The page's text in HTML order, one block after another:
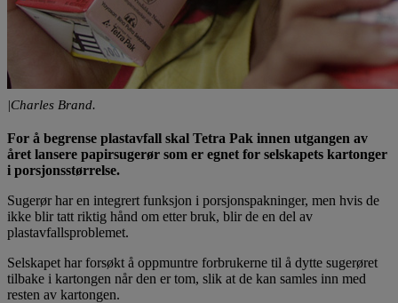
|Charles Brand.
For å begrense plastavfall skal Tetra Pak innen utgangen av
året lansere papirsugerør som er egnet for selskapets kartonger
i porsjonsstørrelse.
Sugerør har en integrert funksjon i porsjonspakninger, men hvis de
ikke blir tatt riktig hånd om etter bruk, blir de en del av
plastavfallsproblemet.
Selskapet har forsøkt å oppmuntre forbrukerne til å dytte sugerøret
tilbake i kartongen når den er tom, slik at de kan samles inn med
resten av kartongen.